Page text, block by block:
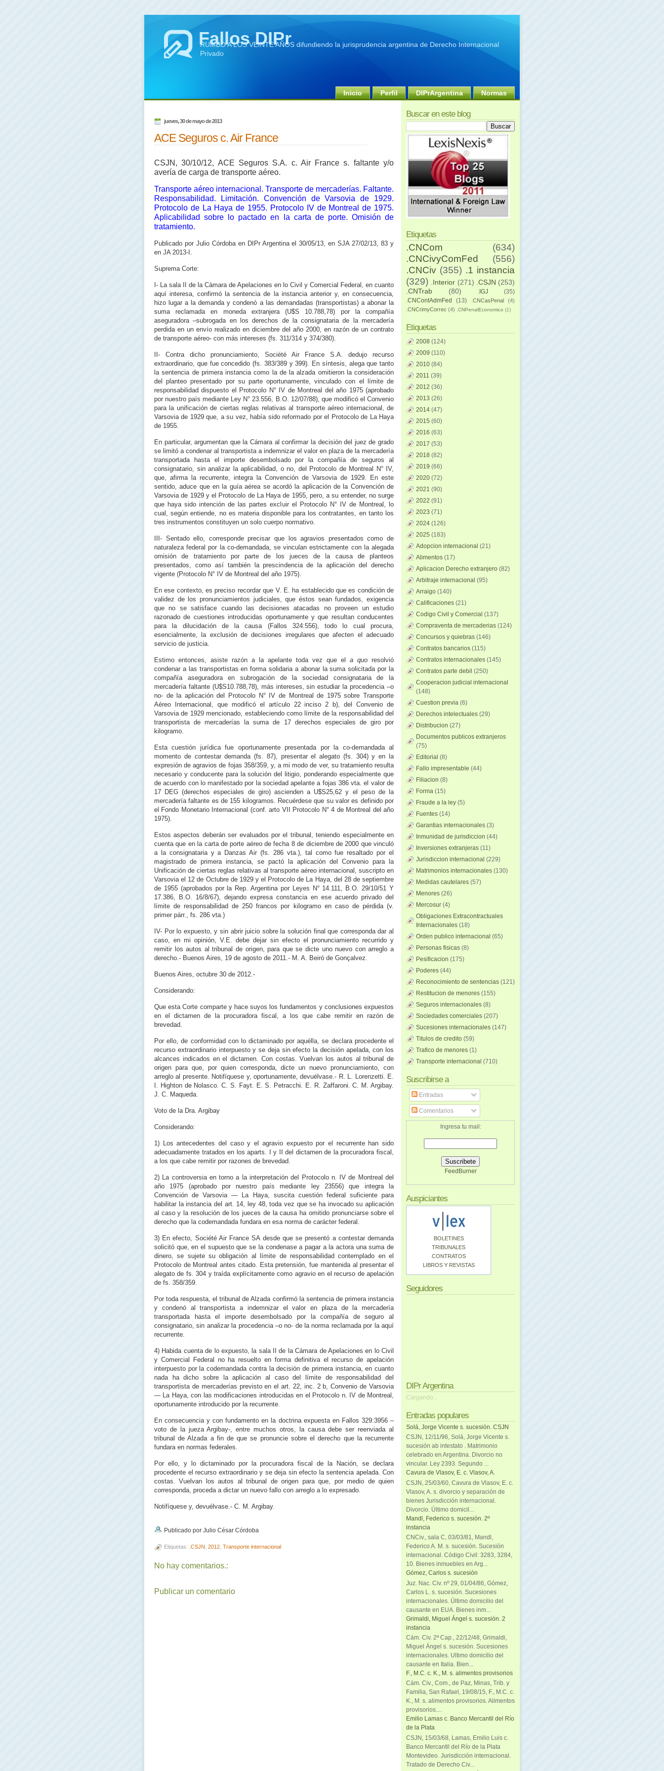
Fallos DIPr
RUMBO A LOS VEINTE AÑOS difundiendo la jurisprudencia argentina de Derecho Internacional
Privado
Inicio Perfil DIPrArgentina Normas
jueves, 30 de mayo de 2013
ACE Seguros c. Air France
CSJN, 30/10/12, ACE Seguros S.A. c. Air France s. faltante y/o
avería de carga de transporte aéreo.
Transporte aéreo internacional. Transporte de mercaderías. Faltante.
Responsabilidad. Limitación. Convención de Varsovia de 1929.
Protocolo de La Haya de 1955. Protocolo IV de Montreal de 1975.
Aplicabilidad sobre lo pactado en la carta de porte. Omisión de
tratamiento.
Publicado por Julio Córdoba en DIPr Argentina el 30/05/13, en SJA 27/02/13, 83 y
en JA 2013-I.
Suprema Corte:
I- La sala II de la Cámara de Apelaciones en lo Civil y Comercial Federal, en cuanto
aquí interesa, confirmó la sentencia de la instancia anterior y, en consecuencia,
hizo lugar a la demanda y condenó a las demandadas (transportistas) a abonar la
suma reclamada en moneda extranjera (U$S 10.788,78) por la compañía
aseguradora –subrogada en los derechos de la consignataria de la mercadería
perdida en un envío realizado en diciembre del año 2000, en razón de un contrato
de transporte aéreo- con más intereses (fs. 311/314 y 374/380).
II- Contra dicho pronunciamiento, Société Air France S.A. dedujo recurso
extraordinario, que fue concedido (fs. 383/389 y 399). En síntesis, alega que tanto
la sentencia de primera instancia como la de la alzada omitieron la consideración
del planteo presentado por su parte oportunamente, vinculado con el límite de
responsabilidad dispuesto el Protocolo N° IV de Montreal del año 1975 (aprobado
por nuestro país mediante Ley N° 23.556, B.O. 12/07/88), que modificó el Convenio
para la unificación de ciertas reglas relativas al transporte aéreo internacional, de
Varsovia de 1929 que, a su vez, había sido reformado por el Protocolo de La Haya
de 1955.
En particular, argumentan que la Cámara al confirmar la decisión del juez de grado
se limitó a condenar al transportista a indemnizar el valor en plaza de la mercadería
transportada hasta el importe desembolsado por la compañía de seguros al
consignatario, sin analizar la aplicabilidad, o no, del Protocolo de Montreal N° IV,
que, afirma la recurrente, integra la Convención de Varsovia de 1929. En este
sentido, aduce que en la guía aérea se acordó la aplicación de la Convención de
Varsovia de 1929 y el Protocolo de La Haya de 1955, pero, a su entender, no surge
que haya sido intención de las partes excluir el Protocolo N° IV de Montreal, lo
cual, según entiende, no es materia disponible para los contratantes, en tanto los
tres instrumentos constituyen un solo cuerpo normativo.
III- Sentado ello, corresponde precisar que los agravios presentados como de
naturaleza federal por la co-demandada, se vinculan estrictamente con la alegada
omisión de tratamiento por parte de los jueces de la causa de planteos
presentados, como así también la prescindencia de la aplicación del derecho
vigente (Protocolo N° IV de Montreal del año 1975).
En ese contexto, es preciso recordar que V. E. ha establecido que es condición de
validez de los pronunciamientos judiciales, que éstos sean fundados, exigencia
que no se satisface cuando las decisiones atacadas no proveen un estudio
razonado de cuestiones introducidas oportunamente y que resultan conducentes
para la dilucidación de la causa (Fallos 324:556), todo lo cual procura,
esencialmente, la exclusión de decisiones irregulares que afecten el adecuado
servicio de justicia.
Estimo entonces, asiste razón a la apelante toda vez que el a quo resolvió
condenar a las transportistas en forma solidaria a abonar la suma solicitada por la
compañía aseguradora en subrogación de la sociedad consignataria de la
mercadería faltante (U$S10.788,78), más intereses, sin estudiar la procedencia –o
no- de la aplicación del Protocolo N° IV de Montreal de 1975 sobre Transporte
Aéreo Internacional, que modificó el artículo 22 inciso 2 b), del Convenio de
Varsovia de 1929 mencionado, estableciendo como límite de la responsabilidad del
transportista de mercaderías la suma de 17 derechos especiales de giro por
kilogramo.
Esta cuestión jurídica fue oportunamente presentada por la co-demandada al
momento de contestar demanda (fs. 87), presentar el alegato (fs. 304) y en la
expresión de agravios de fojas 358/359, y, a mi modo de ver, su tratamiento resulta
necesario y conducente para la solución del litigio, ponderando especialmente que
de acuerdo con lo manifestado por la sociedad apelante a fojas 386 vta. el valor de
17 DEG (derechos especiales de giro) ascienden a U$S25,62 y el peso de la
mercadería faltante es de 155 kilogramos. Recuérdese que su valor es definido por
el Fondo Monetario Internacional (conf. arto VII Protocolo N° 4 de Montreal del año
1975).
Estos aspectos deberán ser evaluados por el tribunal, teniendo especialmente en
cuenta que en la carta de porte aéreo de fecha 8 de diciembre de 2000 que vinculó
a la consignataria y a Danzas Air (fs. 286 vta.), tal como fue resaltado por el
magistrado de primera instancia, se pactó la aplicación del Convenio para la
Unificación de ciertas reglas relativas al transporte aéreo internacional, suscripto en
Varsovia el 12 de Octubre de 1929 y el Protocolo de La Haya, del 28 de septiembre
de 1955 (aprobados por la Rep. Argentina por Leyes N° 14.111, B.O. 29/10/51 Y
17.386, B.O. 16/8/67), dejando expresa constancia en ese acuerdo privado del
límite de responsabilidad de 250 francos por kilogramo en caso de pérdida (v.
primer párr., fs. 286 vta.)
IV- Por lo expuesto, y sin abrir juicio sobre la solución final que corresponda dar al
caso, en mi opinión, V.E. debe dejar sin efecto el pronunciamiento recurrido y
remitir los autos al tribunal de origen, para que se dicte uno nuevo con arreglo a
derecho.- Buenos Aires, 19 de agosto de 2011.- M. A. Beiró de Gonçalvez.
Buenos Aires, octubre 30 de 2012.-
Considerando:
Que esta Corte comparte y hace suyos los fundamentos y conclusiones expuestos
en el dictamen de la procuradora fiscal, a los que cabe remitir en razón de
brevedad.
Por ello, de conformidad con lo dictaminado por aquélla, se declara procedente el
recurso extraordinario interpuesto y se deja sin efecto la decisión apelada, con los
alcances indicados en el dictamen. Con costas. Vuelvan los autos al tribunal de
origen para que, por quien corresponda, dicte un nuevo pronunciamiento, con
arreglo al presente. Notifíquese y, oportunamente, devuélvase.- R. L. Lorenzetti. E.
I. Highton de Nolasco. C. S. Fayt. E. S. Petracchi. E. R. Zaffaroni. C. M. Argibay.
J. C. Maqueda.
Voto de la Dra. Argibay
Considerando:
1) Los antecedentes del caso y el agravio expuesto por el recurrente han sido
adecuadamente tratados en los aparts. I y II del dictamen de la procuradora fiscal,
a los que cabe remitir por razones de brevedad.
2) La controversia en torno a la interpretación del Protocolo n. IV de Montreal del
año 1975 (aprobado por nuestro país mediante ley 23556) que integra la
Convención de Varsovia — La Haya, suscita cuestión federal suficiente para
habilitar la instancia del art. 14, ley 48, toda vez que se ha invocado su aplicación
al caso y la resolución de los jueces de la causa ha omitido pronunciarse sobre el
derecho que la codemandada fundara en esa norma de carácter federal.
3) En efecto, Société Air France SA desde que se presentó a contestar demanda
solicitó que, en el supuesto que se la condenase a pagar a la actora una suma de
dinero, se sujete su obligación al límite de responsabilidad contemplado en el
Protocolo de Montreal antes citado. Esta pretensión, fue mantenida al presentar el
alegato de fs. 304 y traída explícitamente como agravio en el recurso de apelación
de fs. 358/359.
Por toda respuesta, el tribunal de Alzada confirmó la sentencia de primera instancia
y condenó al transportista a indemnizar el valor en plaza de la mercadería
transportada hasta el importe desembolsado por la compañía de seguro al
consignatario, sin analizar la procedencia –o no- de la norma reclamada por la aquí
recurrente.
4) Habida cuenta de lo expuesto, la sala II de la Cámara de Apelaciones en lo Civil
y Comercial Federal no ha resuelto en forma definitiva el recurso de apelación
interpuesto por la codemandada contra la decisión de primera instancia, en cuanto
nada ha dicho sobre la aplicación al caso del límite de responsabilidad del
transportista de mercaderías previsto en el art. 22, inc. 2 b, Convenio de Varsovia
— La Haya, con las modificaciones introducidas en el Protocolo n. IV de Montreal,
oportunamente introducido por la recurrente.
En consecuencia y con fundamento en la doctrina expuesta en Fallos 329:3956 –
voto de la jueza Argibay-, entre muchos otros, la causa debe ser reenviada al
tribunal de Alzada a fin de que se pronuncie sobre el derecho que la recurrente
fundara en normas federales.
Por ello, y lo dictaminado por la procuradora fiscal de la Nación, se declara
procedente el recurso extraordinario y se deja sin efecto la sentencia apelada. Con
costas. Vuelvan los autos al tribunal de origen para que, por medio de quien
corresponda, proceda a dictar un nuevo fallo con arreglo a lo expresado.
Notifíquese y, devuélvase.- C. M. Argibay.
Publicado por Julio César Córdoba
Etiquetas: .CSJN 2012 Transporte internacional
No hay comentarios.:
Publicar un comentario
Buscar en este blog
Etiquetas
.CNCom
(634)
.CNCivyComFed
(556)
.CNCiv (355) .1 instancia
(329)
.Interior (271) .CSJN (253)
.CNTrab
(80) .IGJ
(35)
.CNContAdmFed
(13) .CNCasPenal
(4)
.CNCrimyCorrec (4) .CNPenalEconomico (1)
Etiquetas
2008 (124)
2009 (110)
2010 (84)
2011 (39)
2012 (36)
2013 (26)
2014 (47)
2015 (60)
2016 (63)
2017 (53)
2018 (82)
2019 (66)
2020 (72)
2021 (90)
2022 (91)
2023 (71)
2024 (126)
2025 (183)
Adopcion internacional (21)
Alimentos (17)
Aplicacion Derecho extranjero (82)
Arbitraje internacional (95)
Arraigo (140)
Calificaciones (21)
Codigo Civil y Comercial (137)
Compraventa de mercaderias (124)
Concursos y quiebras (146)
Contratos bancarios (115)
Contratos internacionales (145)
Contratos parte debil (250)
Cooperacion judicial internacional
(148)
Cuestion previa (6)
Derechos intelectuales (29)
Distribucion (27)
Documentos publicos extranjeros
(75)
Editorial (8)
Fallo impresentable (44)
Filiacion (8)
Forma (15)
Fraude a la ley (5)
Fuentes (14)
Garantias internacionales (3)
Inmunidad de jurisdiccion (44)
Inversiones extranjeras (11)
Jurisdiccion internacional (229)
Matrimonios internacionales (130)
Medidas cautelares (57)
Menores (26)
Mercosur (4)
Obligaciones Extracontractuales
Internacionales (18)
Orden publico internacional (65)
Personas fisicas (8)
Pesificacion (175)
Poderes (44)
Reconocimiento de sentencias (121)
Restitucion de menores (155)
Seguros internacionales (8)
Sociedades comerciales (207)
Sucesiones internacionales (147)
Titulos de credito (59)
Trafico de menores (1)
Transporte internacional (710)
Suscribirse a
Entradas
Comentarios
Ingresa tu mail:
FeedBurner
Auspiciantes
BOLETINES
TRIBUNALES
CONTRATOS
LIBROS Y REVISTAS
Seguidores
DIPr Argentina
Cargando...
Entradas populares
Solá, Jorge Vicente s. sucesión. CSJN
CSJN, 12/11/96, Solá, Jorge Vicente s.
sucesión ab intestato . Matrimonio
celebrado en Argentina. Divorcio no
vincular. Ley 2393. Segundo ...
Cavura de Vlasov, E. c. Vlasov, A.
CSJN, 25/03/60, Cavura de Vlasov, E. c.
Vlasov, A. s. divorcio y separación de
bienes Jurisdicción internacional.
Divorcio. Último domicil...
Mandl, Federico s. sucesión. 2º
instancia
CNCiv., sala C, 03/03/81, Mandl,
Federico A. M. s. sucesión. Sucesión
internacional. Código Civil: 3283, 3284,
10. Bienes inmuebles en Arg...
Gómez, Carlos s. sucesión
Juz. Nac. Civ. nº 29, 01/04/86, Gómez,
Carlos L. s. sucesión. Sucesiones
internacionales. Último domicilio del
causante en EUA. Bienes inm...
Grimaldi, Miguel Ángel s. sucesión. 2
instancia
Cám. Civ. 2ª Cap., 22/12/48, Grimaldi,
Miguel Ángel s. sucesión. Sucesiones
internacionales. Ultimo domicilio del
causante en Italia. Bien...
F., M.C. c. K., M. s. alimentos provisorios
Cám. Civ., Com., de Paz, Minas, Trib. y
Familia, San Rafael, 19/08/15, F., M.C. c.
K., M. s. alimentos provisorios. Alimentos
provisorios....
Emilio Lamas c. Banco Mercantil del Río
de la Plata
CSJN, 15/03/68, Lamas, Emilio Luis c.
Banco Mercantil del Río de la Plata
Montevideo. Jurisdicción internacional.
Tratado de Derecho Civ...